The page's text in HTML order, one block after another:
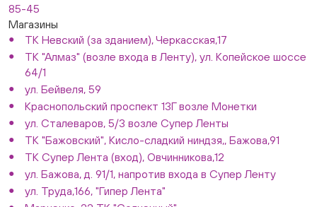
85-45
Магазины
ТК Невский (за зданием), Черкасская,17
ТК "Алмаз" (возле входа в Ленту), ул. Копейское шоссе
64/1
ул. Бейвеля, 59
Краснопольский проспект 13Г возле Монетки
ул. Сталеваров, 5/3 возле Супер Ленты
ТК "Бажовский", Кисло-сладкий ниндзя,, Бажова,91
ТК Супер Лента (вход), Овчинникова,12
ул. Бажова, д. 91/1, напротив входа в Супер Ленту
ул. Труда,166, "Гипер Лента"